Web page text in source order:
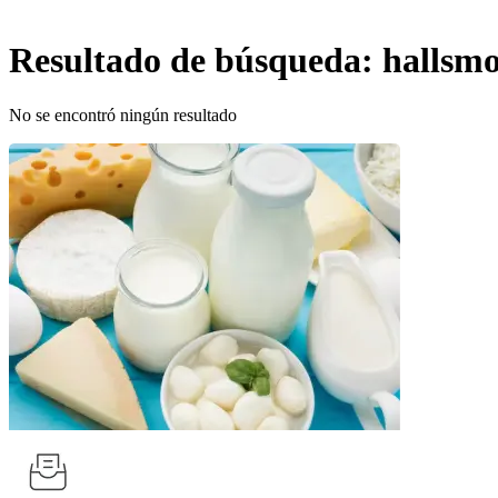
Resultado de búsqueda:
No se encontró ningún resultado